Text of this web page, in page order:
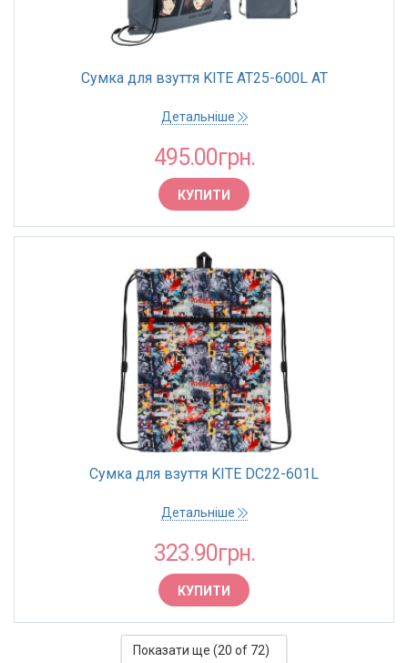
Сумка для взуття KITE AT25-600L AT
Детальніше
495.00грн.
КУПИТИ
Сумка для взуття KITE DC22-601L
Детальніше
323.90грн.
КУПИТИ
Показати ще (20 of 72)